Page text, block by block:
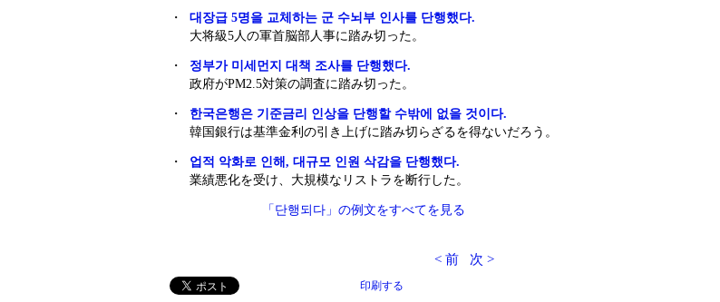
・
대장급 5명을 교체하는 군 수뇌부 인사를 단행했다.
大将級5人の軍首脳部人事に踏み切った。
・
정부가 미세먼지 대책 조사를 단행했다.
政府がPM2.5対策の調査に踏み切った。
・
한국은행은 기준금리 인상을 단행할 수밖에 없을 것이다.
韓国銀行は基準金利の引き上げに踏み切らざるを得ないだろう。
・
업적 악화로 인해, 대규모 인원 삭감을 단행했다.
業績悪化を受け、大規模なリストラを断行した。
「단행되다」の例文をすべてを見る
< 前 次 >
印刷する